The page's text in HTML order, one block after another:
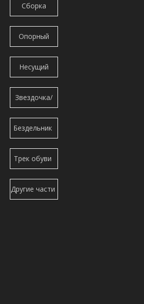
цепь
гусеницы
Сборка
гусеничных
башмаков
Опорный
ролик/нижний
ролик
Несущий
ролик/
Верхний
ролик/
ролик
Звездочка/
сегмент
Бездельник
Трек обуви
Другие части